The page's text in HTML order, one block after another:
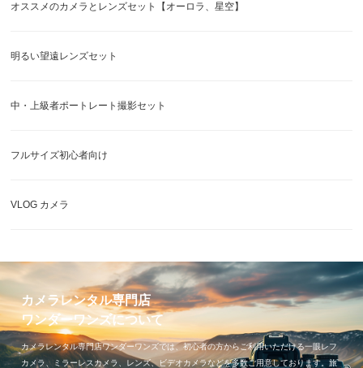
オススメのカメラとレンズセット【オーロラ、星空】
明るい望遠レンズセット
中・上級者ポートレート撮影セット
フルサイズ初心者向け
VLOG カメラ
カメラレンタル専門店
ワンダーワンズについて
カメラレンタル専門店ワンダーワンズでは、初心者の方からご利用いただける一眼レフ
カメラ、ミラーレスカメラ、レンズ、ビデオカメラなどを多数ご用意しております。旅